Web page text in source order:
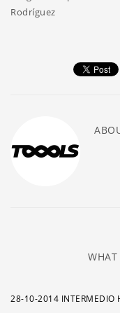
Rodríguez
WHAT
28-10-2014 INTERMEDIO